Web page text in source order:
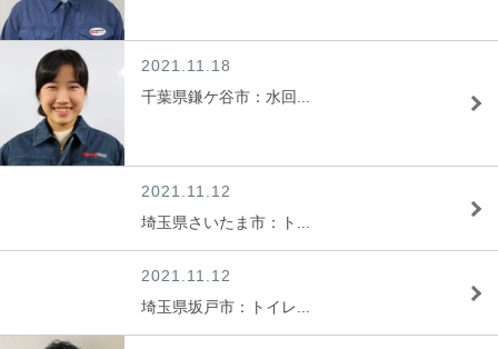
2021.11.18
千葉県鎌ケ谷市：水回...
2021.11.12
埼玉県さいたま市：ト...
2021.11.12
埼玉県坂戸市：トイレ...